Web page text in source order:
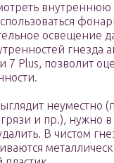
внутреннюю
освещение
гнезда
7 Plus, позволит
неуместно
и пр.), нужно в
В чистом